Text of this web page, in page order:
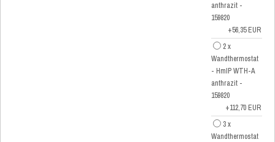
anthrazit -
159820
+56,35 EUR
2 x
Wandthermostat
- HmIP WTH-A
anthrazit -
159820
+112,70 EUR
3 x
Wandthermostat